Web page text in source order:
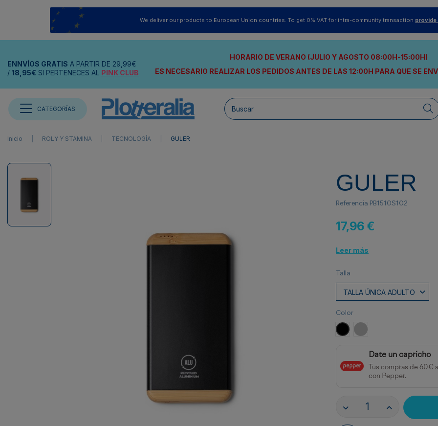
We deliver our products to European Union countries. To get 0% VAT for intra-community transaction provide
ENNVÍOS GRATIS A PARTIR DE 29,99€
/ 18,95€ SI PERTENECES AL PINK CLUB
HORARIO DE VERANO (JULIO Y AGOSTO 08:00H-15:00H)
ES NECESARIO REALIZAR LOS PEDIDOS ANTES DE LAS 12:00H PARA QUE SE
CATEGORÍAS
Inicio ROLY Y STAMINA TECNOLOGÍA GULER
GULER
Referencia PB1510S102
17,96 €
Leer más
Talla
Color
NEGRO PLATA
Date un capricho
Tus compras de
con Pepper.